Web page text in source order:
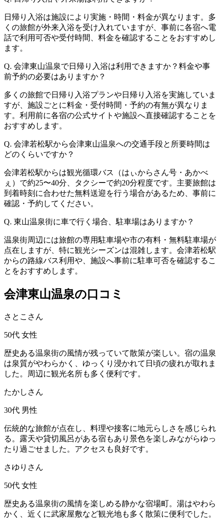
日帰り入浴は施設により実施・時間・料金が異なります。多
くの旅館が外来入浴を受け入れていますが、事前に各宿へ電
話で利用可否や受付時間、料金を確認することをおすすめし
ます。
Q. 会津東山温泉で日帰り入浴は利用できますか？料金や事
前予約の必要はありますか？
多くの旅館で日帰り入浴プランや日帰り入浴を実施していま
すが、施設ごとに料金・受付時間・予約の有無が異なりま
す。利用前に各宿の公式サイトや施設へ直接確認することを
おすすめします。
Q. 会津若松駅から会津東山温泉への交通手段と所要時間は
どのくらいですか？
会津若松駅からは観光循環バス（はぃからさん号・あかべ
ぇ）で約25〜40分、タクシーで約20分程度です。主要旅館は
到着時刻に合わせた無料送迎を行う場合があるため、事前に
確認・予約してください。
Q. 東山温泉街に車で行く場合、駐車場はありますか？
温泉街周辺には旅館の専用駐車場や市の有料・無料駐車場が
点在しますが、特に観光シーズンは混雑します。会津若松駅
からの路線バス利用や、施設へ事前に駐車可否を確認するこ
とをおすすめします。
会津東山温泉の口コミ
さとこさん
50代 女性
歴史ある温泉街の風情が残っていて散策が楽しい。宿の温泉
は泉質がやわらかく、ゆっくり浸かれて日頃の疲れが取れま
した。周辺に観光名所も多く便利です。
たかしさん
30代 男性
伝統的な旅館が点在し、料理や接客に地元らしさを感じられ
る。露天や貸切風呂がある宿もあり景色を楽しみながらゆっ
たり過ごせました。アクセスも良好です。
さゆりさん
50代 女性
歴史ある温泉街の風情を楽しめる静かな宿場町。湯はやわら
かく、近くに武家屋敷など観光地も多く散策に便利でした。